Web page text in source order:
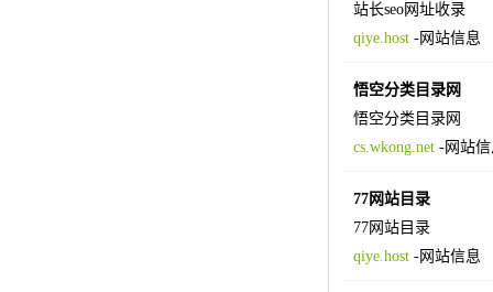
站长seo网址收录
qiye.host-网站信息
悟空分类目录网
悟空分类目录网
cs.wkong.net-网站信
77网站目录
77网站目录
qiye.host-网站信息